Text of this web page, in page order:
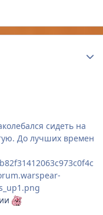
сидеть на
До лучших времен